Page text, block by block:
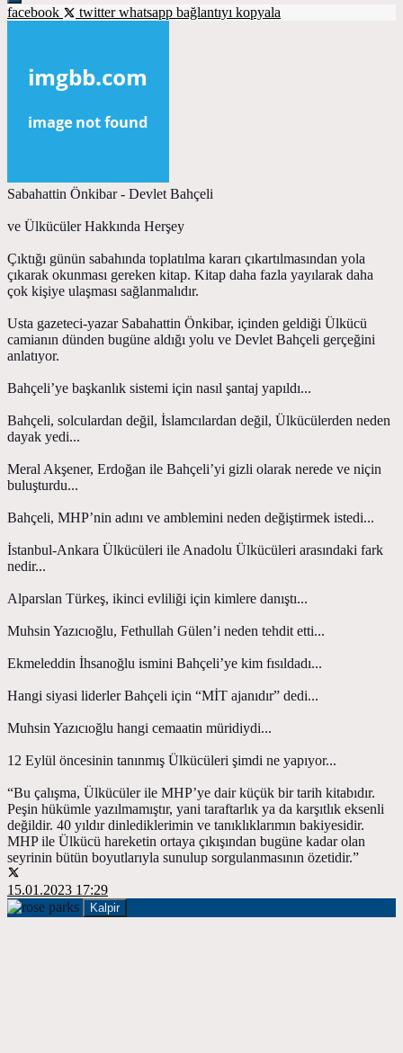
facebook twitterwhatsapp bağlantıyı kopyala
Sabahattin Önkibar - Devlet Bahçeli
ve Ülkücüler Hakkında Herşey
Çıktığı günün sabahında toplatılma kararı çıkartılmasından yola
çıkarak okunması gereken kitap. Kitap daha fazla yayılarak daha
çok kişiye ulaşması sağlanmalıdır.
Usta gazeteci-yazar Sabahattin Önkibar, içinden geldiği Ülkücü
camianın dünden bugüne aldığı yolu ve Devlet Bahçeli gerçeğini
anlatıyor.
Bahçeli’ye başkanlık sistemi için nasıl şantaj yapıldı...
Bahçeli, solculardan değil, İslamcılardan değil, Ülkücülerden neden
dayak yedi...
Meral Akşener, Erdoğan ile Bahçeli’yi gizli olarak nerede ve niçin
buluşturdu...
Bahçeli, MHP’nin adını ve amblemini neden değiştirmek istedi...
İstanbul-Ankara Ülkücüleri ile Anadolu Ülkücüleri arasındaki fark
nedir...
Alparslan Türkeş, ikinci evliliği için kimlere danıştı...
Muhsin Yazıcıoğlu, Fethullah Gülen’i neden tehdit etti...
Ekmeleddin İhsanoğlu ismini Bahçeli’ye kim fısıldadı...
Hangi siyasi liderler Bahçeli için “MİT ajanıdır” dedi...
Muhsin Yazıcıoğlu hangi cemaatin müridiydi...
12 Eylül öncesinin tanınmış Ülkücüleri şimdi ne yapıyor...
“Bu çalışma, Ülkücüler ile MHP’ye dair küçük bir tarih kitabıdır.
Peşin hükümle yazılmamıştır, yani taraftarlık ya da karşıtlık eksenli
değildir. 40 yıldır dinlediklerimin ve tanıklıklarımın bakiyesidir.
MHP ile Ülkücü hareketin ortaya çıkışından bugüne kadar olan
seyrinin bütün boyutlarıyla sunulup sorgulanmasının özetidir.”
15.01.2023 17:29
Kalpir